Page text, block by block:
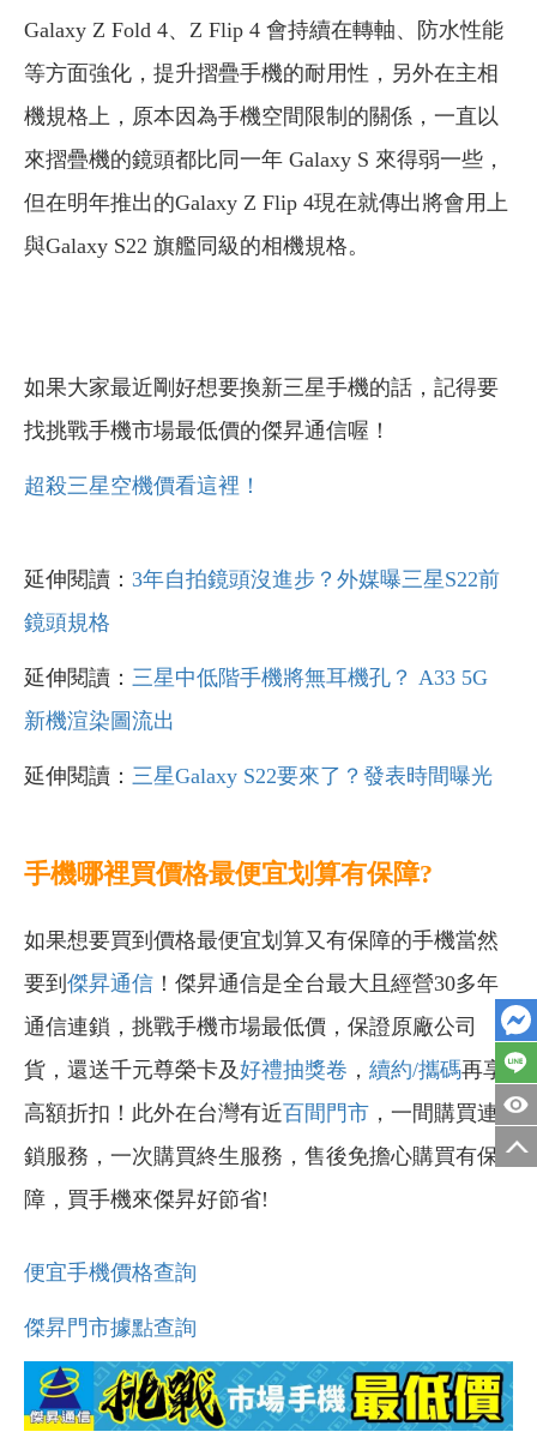
Galaxy Z Fold 4、Z Flip 4 會持續在轉軸、防水性能
等方面強化，提升摺疊手機的耐用性，另外在主相
機規格上，原本因為手機空間限制的關係，一直以
來摺疊機的鏡頭都比同一年 Galaxy S 來得弱一些，
但在明年推出的Galaxy Z Flip 4現在就傳出將會用上
與Galaxy S22 旗艦同級的相機規格。
如果大家最近剛好想要換新三星手機的話，記得要
找挑戰手機市場最低價的傑昇通信喔！
超殺三星空機價看這裡！
延伸閱讀： 3年自拍鏡頭沒進步？外媒曝三星S22前
鏡頭規格
延伸閱讀： 三星中低階手機將無耳機孔？ A33 5G
新機渲染圖流出
延伸閱讀： 三星Galaxy S22要來了？發表時間曝光
手機哪裡買價格最便宜划算有保障?
如果想要買到價格最便宜划算又有保障的手機當然
要到 傑昇通信 ！傑昇通信是全台最大且經營30多年
通信連鎖，挑戰手機市場最低價，保證原廠公司
貨，還送千元尊榮卡及好禮抽獎卷 ， 續約/攜碼再享
高額折扣！此外在台灣有近百間門市 ，一間購買連
鎖服務，一次購買終生服務，售後免擔心購買有保
障，買手機來傑昇好節省!
便宜手機價格查詢
傑昇門市據點查詢